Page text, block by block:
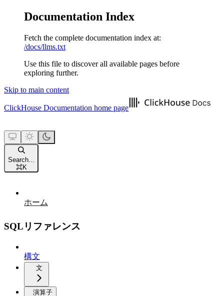
Documentation Index
Fetch the complete documentation index at:
/docs/llms.txt
Use this file to discover all available pages before
exploring further.
Skip to main content
ClickHouse Documentation home page
Search...
⌘K
ホーム
SQLリファレンス
構文
文
演算子